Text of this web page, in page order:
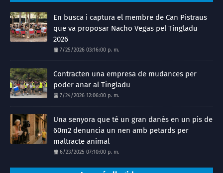
En busca i captura el membre de Can Pistraus
que va proposar Nacho Vegas pel Tingladu
2026
7/25/2026 03:16:00 p. m.
Contracten una empresa de mudances per
poder anar al Tingladu
7/24/2026 12:06:00 p. m.
Una senyora que té un gran danès en un pis de
60m2 denuncia un nen amb petards per
maltracte animal
6/23/2025 07:10:00 p. m.